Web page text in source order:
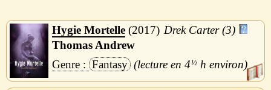
Hygie Mortelle 2017
Drek Carter (3)
Thomas Andrew
Fantasy
4½ h